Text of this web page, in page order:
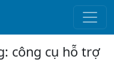
công cụ hỗ trợ